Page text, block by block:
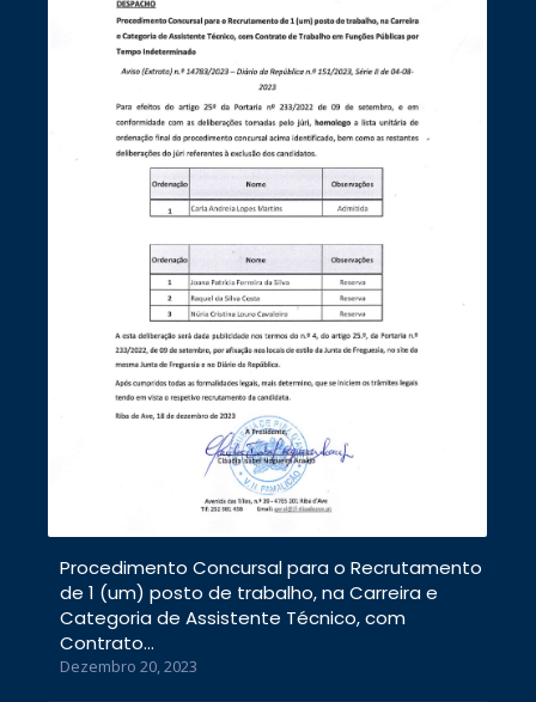
Procedimento Concursal para o Recrutamento
de 1 (um) posto de trabalho, na Carreira e
Categoria de Assistente Técnico, com
Contrato…
Dezembro 20, 2023